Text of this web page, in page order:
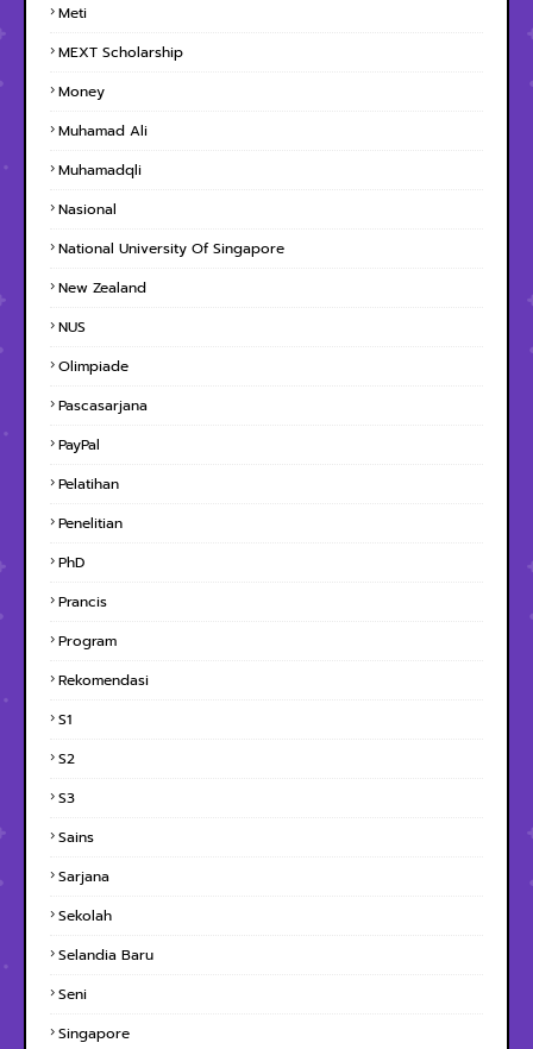
Meti
MEXT Scholarship
Money
Muhamad Ali
Muhamadqli
Nasional
National University Of Singapore
New Zealand
NUS
Olimpiade
Pascasarjana
PayPal
Pelatihan
Penelitian
PhD
Prancis
Program
Rekomendasi
S1
S2
S3
Sains
Sarjana
Sekolah
Selandia Baru
Seni
Singapore